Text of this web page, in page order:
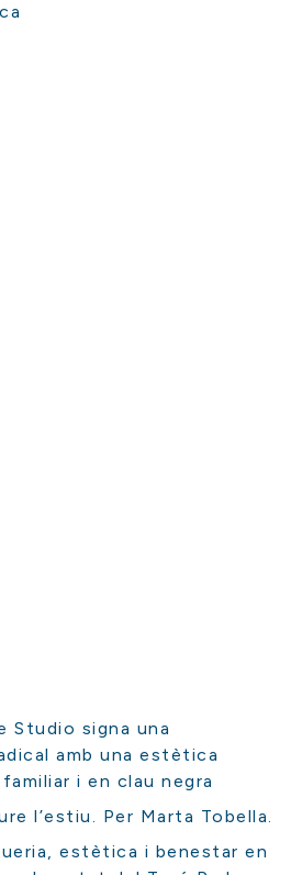
Studio signa una
amb una estètica
i en clau negra
l’estiu. Per Marta Tobella.
estètica i benestar en